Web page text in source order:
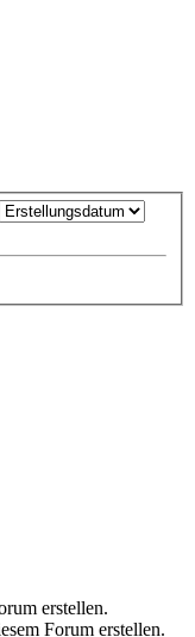
erstellen.
Forum erstellen.